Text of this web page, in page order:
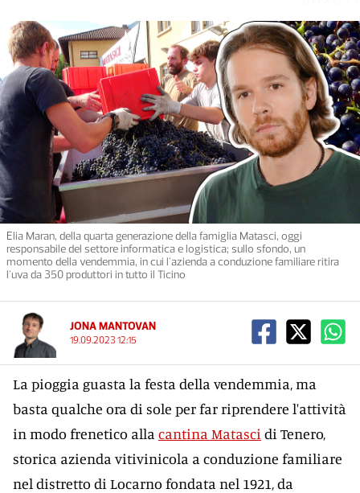
Elia Maran, della quarta generazione della famiglia Matasci, oggi
responsabile del settore informatica e logistica; sullo sfondo, un
momento della vendemmia, in cui l'azienda a conduzione familiare ritira
l'uva da 350 produttori in tutto il Ticino
JONA MANTOVAN
19.09.2023 12:15
La pioggia guasta la festa della vendemmia, ma
basta qualche ora di sole per far riprendere l'attività
in modo frenetico alla cantina Matasci di Tenero,
storica azienda vitivinicola a conduzione familiare
nel distretto di Locarno fondata nel 1921, da